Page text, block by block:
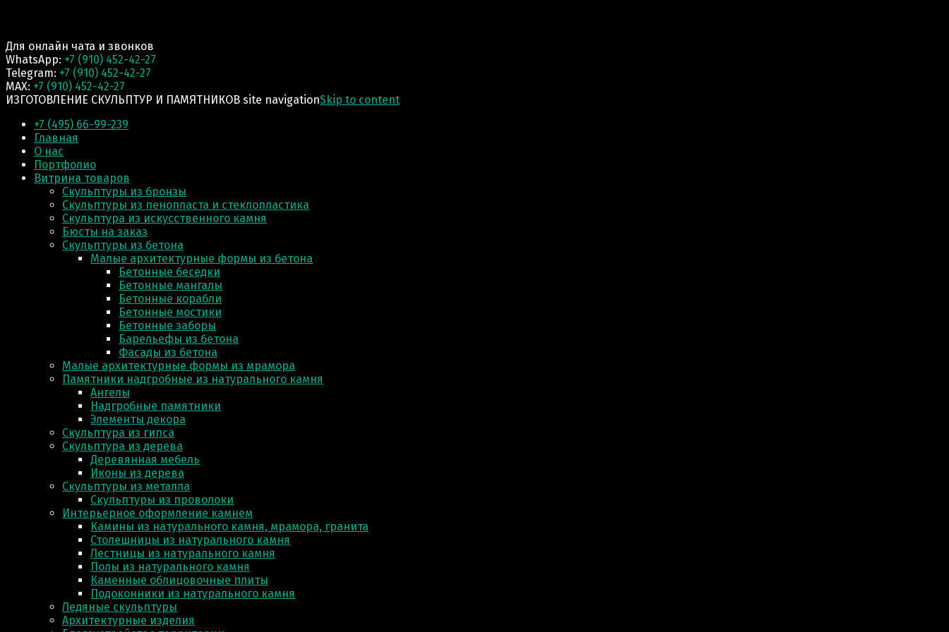
Для онлайн чата и звонков
WhatsApp: +7 (910) 452-42-27
Telegram: +7 (910) 452-42-27
MAX: +7 (910) 452-42-27
ИЗГОТОВЛЕНИЕ СКУЛЬПТУР И ПАМЯТНИКОВ site navigationSkip to content
+7 (495) 66-99-239
Главная
О нас
Портфолио
Витрина товаров
Скульптуры из бронзы
Скульптуры из пенопласта и стеклопластика
Скульптура из искусственного камня
Бюсты на заказ
Скульптуры из бетона
Малые архитектурные формы из бетона
Бетонные беседки
Бетонные мангалы
Бетонные корабли
Бетонные мостики
Бетонные заборы
Барельефы из бетона
Фасады из бетона
Малые архитектурные формы из мрамора
Памятники надгробные из натурального камня
Ангелы
Надгробные памятники
Элементы декора
Скульптура из гипса
Скульптура из деревa
Деревянная мебель
Иконы из дерева
Скульптуры из металла
Скульптуры из проволоки
Интерьерное оформление камнем
Камины из натурального камня, мрамора, гранита
Столешницы из натурального камня
Лестницы из натурального камня
Полы из натурального камня
Каменные облицовочные плиты
Подоконники из натурального камня
Ледяные скульптуры
Архитектурные изделия